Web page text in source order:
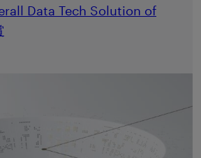
Data Tech Solution of